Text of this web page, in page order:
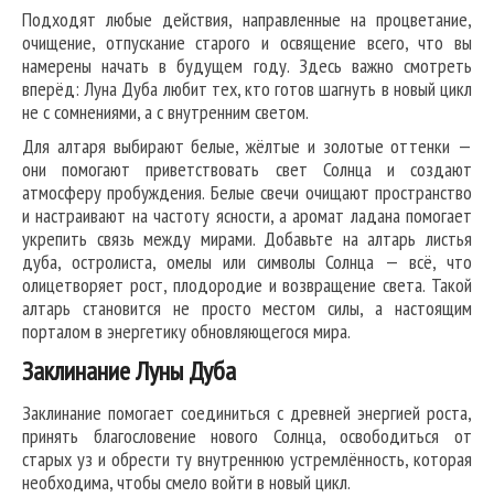
Подходят любые действия, направленные на процветание,
очищение, отпускание старого и освящение всего, что вы
намерены начать в будущем году. Здесь важно смотреть
вперёд: Луна Дуба любит тех, кто готов шагнуть в новый цикл
не с сомнениями, а с внутренним светом.
Для алтаря выбирают белые, жёлтые и золотые оттенки —
они помогают приветствовать свет Солнца и создают
атмосферу пробуждения. Белые свечи очищают пространство
и настраивают на частоту ясности, а аромат ладана помогает
укрепить связь между мирами. Добавьте на алтарь листья
дуба, остролиста, омелы или символы Солнца — всё, что
олицетворяет рост, плодородие и возвращение света. Такой
алтарь становится не просто местом силы, а настоящим
порталом в энергетику обновляющегося мира.
Заклинание Луны Дуба
Заклинание помогает соединиться с древней энергией роста,
принять благословение нового Солнца, освободиться от
старых уз и обрести ту внутреннюю устремлённость, которая
необходима, чтобы смело войти в новый цикл.